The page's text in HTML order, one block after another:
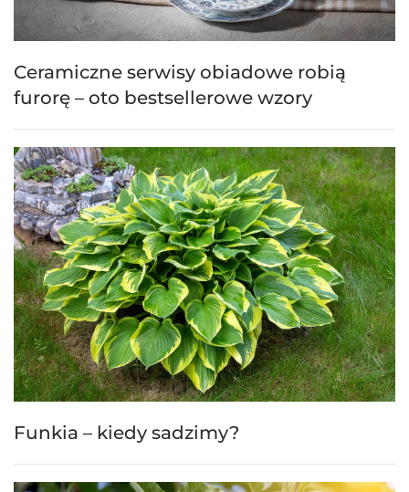
Ceramiczne serwisy obiadowe robią
furorę – oto bestsellerowe wzory
Funkia – kiedy sadzimy?